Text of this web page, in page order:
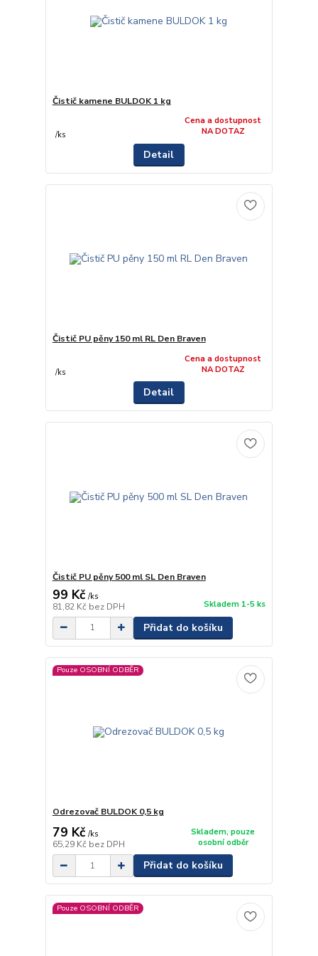
Čistič kamene BULDOK 1 kg
/ks
Cena a dostupnost
NA DOTAZ
Detail
Čistič PU pěny 150 ml RL Den Braven
/ks
Cena a dostupnost
NA DOTAZ
Detail
Čistič PU pěny 500 ml SL Den Braven
99 Kč /ks
81,82 Kč bez DPH Skladem 1-5 ks
Přidat do košíku
Pouze OSOBNÍ ODBĚR
Odrezovač BULDOK 0,5 kg
79 Kč /ks
65,29 Kč bez DPH
Skladem, pouze
osobní odběr
Přidat do košíku
Pouze OSOBNÍ ODBĚR